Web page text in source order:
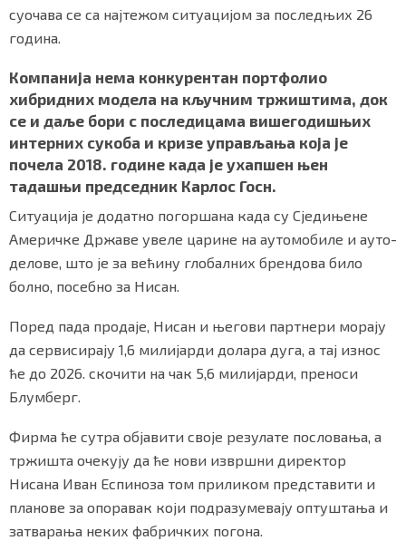
суочава се са најтежом ситуацијом за последњих 26
година.
Компанија нема конкурентан портфолио
хибридних модела на кључним тржиштима, док
се и даље бори с последицама вишегодишњих
интерних сукоба и кризе управљања која је
почела 2018. године када је ухапшен њен
тадашњи председник Карлос Госн.
Ситуација је додатно погоршана када су Сједињене
Америчке Државе увеле царине на аутомобиле и ауто-
делове, што је за већину глобалних брендова било
болно, посебно за Нисан.
Поред пада продаје, Нисан и његови партнери морају
да сервисирају 1,6 милијарди долара дуга, а тај износ
ће до 2026. скочити на чак 5,6 милијарди, преноси
Блумберг.
Фирма ће сутра објавити своје резулате пословања, а
тржишта очекују да ће нови извршни директор
Нисана Иван Еспиноза том приликом представити и
планове за опоравак који подразумевају оптуштања и
затварања неких фабричких погона.
ПРАТИТЕ НАС
Маркетинг|Услови коришћења|
ПРЕУЗМИТЕ НАШУ АПЛИКАЦИЈУ